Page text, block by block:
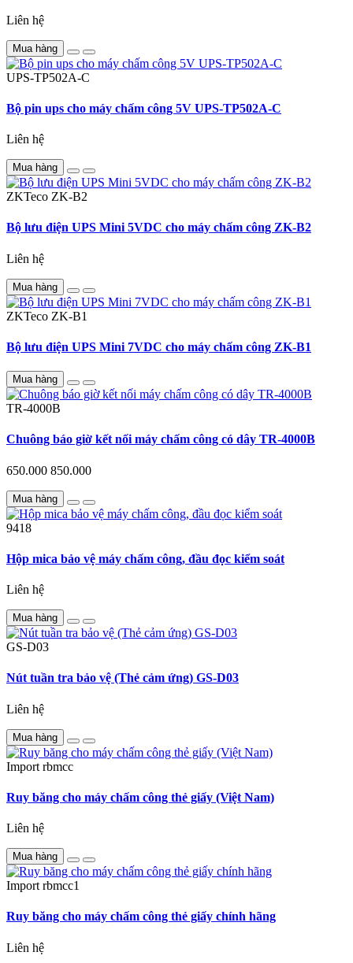
Liên hệ
Mua hàng
UPS-TP502A-C
Bộ pin ups cho máy chấm công 5V UPS-TP502A-C
Liên hệ
Mua hàng
ZKTeco ZK-B2
Bộ lưu điện UPS Mini 5VDC cho máy chấm công ZK-B2
Liên hệ
Mua hàng
ZKTeco ZK-B1
Bộ lưu điện UPS Mini 7VDC cho máy chấm công ZK-B1
Mua hàng
TR-4000B
Chuông báo giờ kết nối máy chấm công có dây TR-4000B
650.000 850.000
Mua hàng
9418
Hộp mica bảo vệ máy chấm công, đầu đọc kiểm soát
Liên hệ
Mua hàng
GS-D03
Nút tuần tra bảo vệ (Thẻ cảm ứng) GS-D03
Liên hệ
Mua hàng
Import rbmcc
Ruy băng cho máy chấm công thẻ giấy (Việt Nam)
Liên hệ
Mua hàng
Import rbmcc1
Ruy băng cho máy chấm công thẻ giấy chính hãng
Liên hệ